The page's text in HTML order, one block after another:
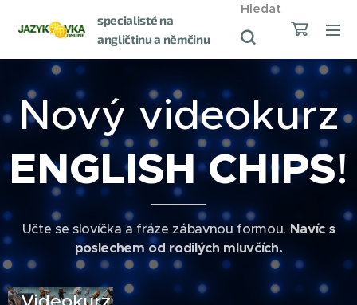
specialisté na
angličtinu a němčinu
od roku 1998
Hledat
Nový videokurz
ENGLISH CHIPS!
Učte se slovíčka a fráze zábavnou formou. Navíc s
poslechem od rodilých mluvčích.